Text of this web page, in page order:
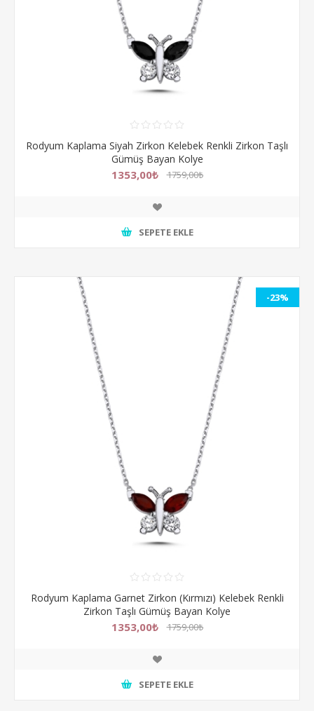
Rodyum Kaplama Siyah Zirkon Kelebek Renkli Zirkon Taşlı
Gümüş Bayan Kolye
1353,00₺ 1759,00₺
SEPETE EKLE
-23%
Rodyum Kaplama Garnet Zirkon (Kırmızı) Kelebek Renkli
Zirkon Taşlı Gümüş Bayan Kolye
1353,00₺ 1759,00₺
SEPETE EKLE